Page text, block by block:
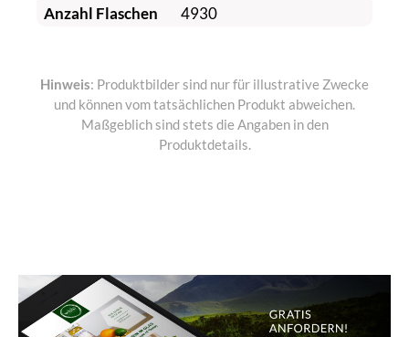
Anzahl Flaschen
4930
Hinweis: Produktbilder sind nur für illustrative Zwecke
und können vom tatsächlichen Produkt abweichen.
Maßgeblich sind stets die Angaben in den
Produktdetails.